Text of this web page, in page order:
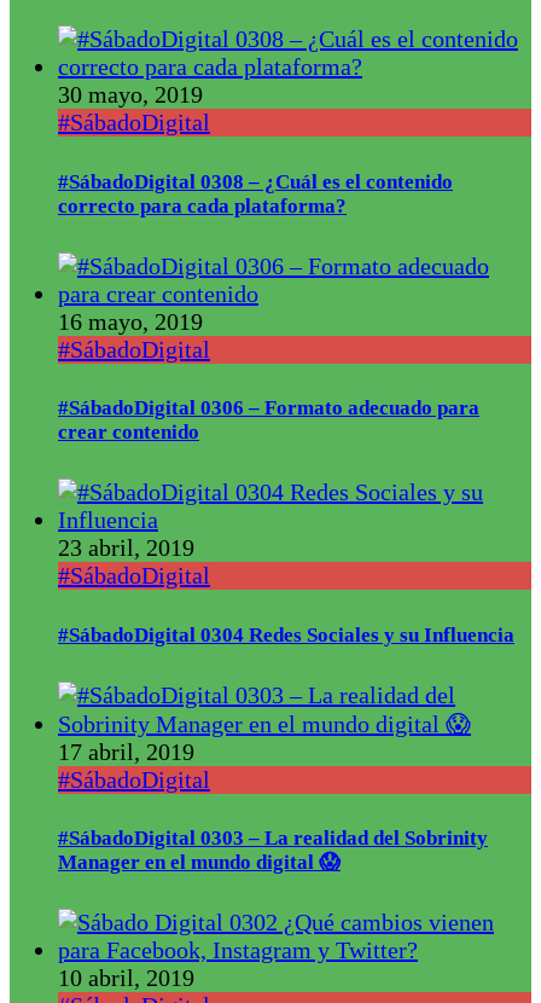
30 mayo, 2019
#SábadoDigital
#SábadoDigital 0308 – ¿Cuál es el contenido
correcto para cada plataforma?
16 mayo, 2019
#SábadoDigital
#SábadoDigital 0306 – Formato adecuado para
crear contenido
23 abril, 2019
#SábadoDigital
#SábadoDigital 0304 Redes Sociales y su Influencia
17 abril, 2019
#SábadoDigital
#SábadoDigital 0303 – La realidad del Sobrinity
Manager en el mundo digital 😱
10 abril, 2019